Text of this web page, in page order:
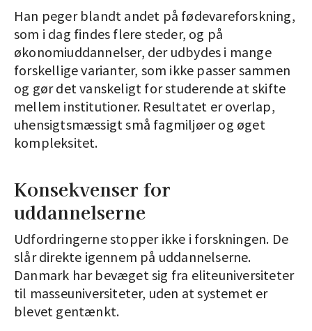
Han peger blandt andet på fødevareforskning,
som i dag findes flere steder, og på
økonomiuddannelser, der udbydes i mange
forskellige varianter, som ikke passer sammen
og gør det vanskeligt for studerende at skifte
mellem institutioner. Resultatet er overlap,
uhensigtsmæssigt små fagmiljøer og øget
kompleksitet.
Konsekvenser for
uddannelserne
Udfordringerne stopper ikke i forskningen. De
slår direkte igennem på uddannelserne.
Danmark har bevæget sig fra eliteuniversiteter
til masseuniversiteter, uden at systemet er
blevet gentænkt.